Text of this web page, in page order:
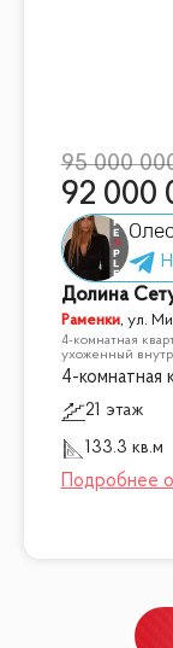
95 000
92 000
Долина
Раменки, ул.
4-комнатная
ухоженный
4-комнатная
21 этаж
133.3 кв.м